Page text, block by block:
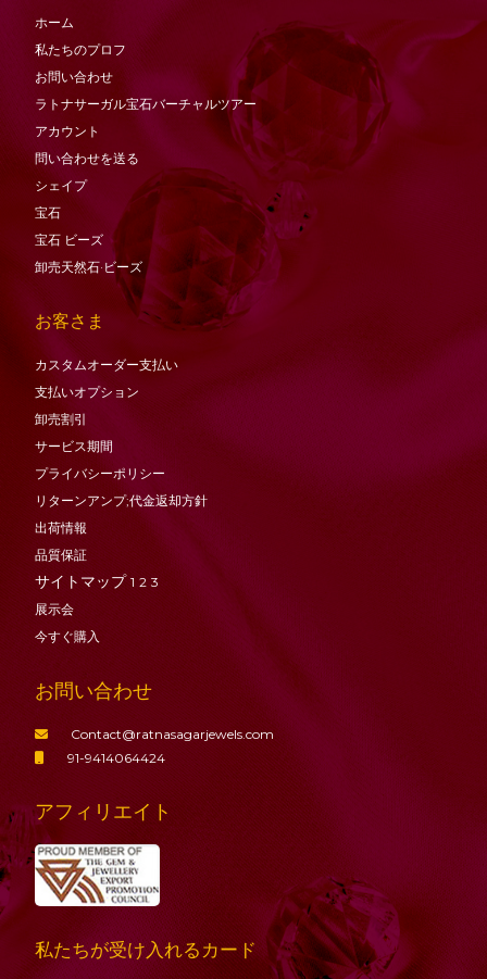
ホーム
私たちのプロフ
お問い合わせ
ラトナサーガル宝石バーチャ​​ルツアー
アカウント
問い合わせを送る
シェイプ
宝石
宝石 ビーズ
卸売天然石·ビーズ
お客さま
カスタムオーダー支払い
支払いオプション
卸売割引
サービス期間
プライバシーポリシー
リターンアンプ;代金返却方針
出荷情報
品質保証
サイトマップ 1 2 3
展示会
今すぐ購入
お問い合わせ
Contact@ratnasagarjewels.com
91-9414064424
アフィリエイト
私たちが受け入れるカード